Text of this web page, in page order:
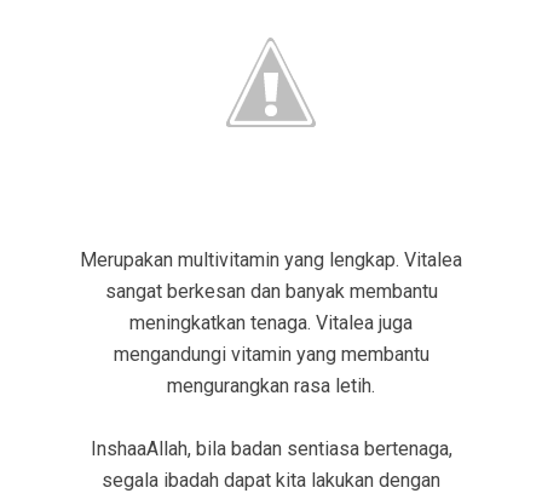
Merupakan multivitamin yang lengkap. Vitalea
sangat berkesan dan banyak membantu
meningkatkan tenaga. Vitalea juga
mengandungi vitamin yang membantu
mengurangkan rasa letih.
InshaaAllah, bila badan sentiasa bertenaga,
segala ibadah dapat kita lakukan dengan